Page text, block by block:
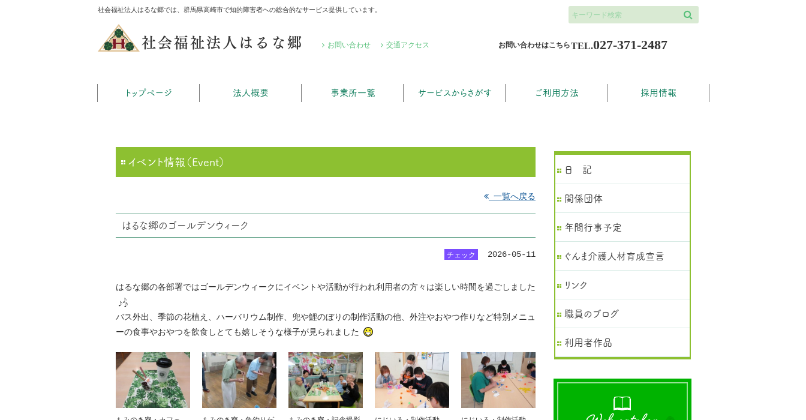
社会福祉法人はるな郷では、群馬県高崎市で知的障害者への総合的なサービス提供しています。
社会福祉法人はるな郷 お問い合わせはこちらTEL.027-371-2487
検索
お問い合わせ 交通アクセス
トップページ 法人概要 事業所一覧 サービスからさがす ご利用方法 採用情報
イベント情報（Event）
一覧へ戻る
はるな郷のゴールデンウィーク
2026-05-11
チェック
はるな郷の各部署ではゴールデンウィークにイベントや活動が行われ利用者の方々は楽しい時間を過ごしました
バス外出、季節の花植え、ハーバリウム制作、兜や鯉のぼりの制作活動の他、外注やおやつ作りなど特別メニュ
ーの食事やおやつを飲食しとても嬉しそうな様子が見られました
日 記
関係団体
年間行事予定
ぐんま介護人材育成宣言
リンク
職員のブログ
利用者作品